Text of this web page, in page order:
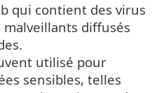
qui contient des virus
diffusés
utilisé pour
sensibles, telles